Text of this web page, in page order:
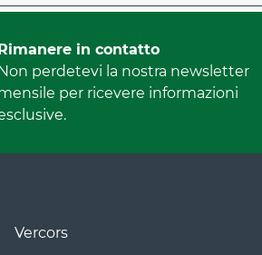
in contatto
perdetevi la nostra newsletter
per ricevere informazioni
Vercors